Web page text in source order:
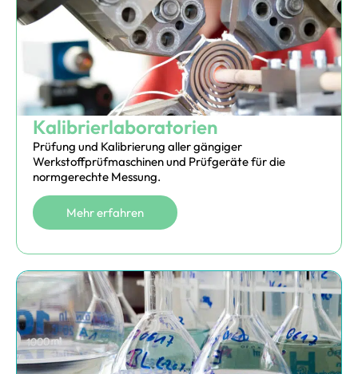
Kalibrier­laboratorien
Prüfung und Kalibrierung aller gängiger
Werkstoffprüfmaschinen und Prüfgeräte für die
normgerechte Messung.
Mehr erfahren